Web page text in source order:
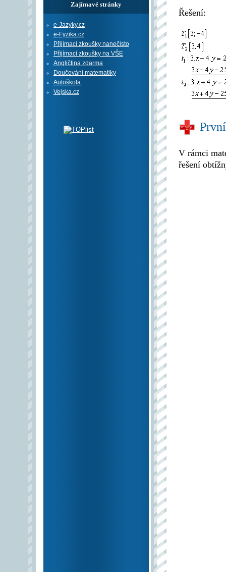
Zajímavé stránky
e-Jazyky.cz
e-Fyzika.cz
Přijímací zkoušky nanečisto
Přijímací zkoušky na VŠE
Angličtina zdarma
Doučování matematiky
Autoškola
Vejska.cz
Řešení:
V rámci
řešení